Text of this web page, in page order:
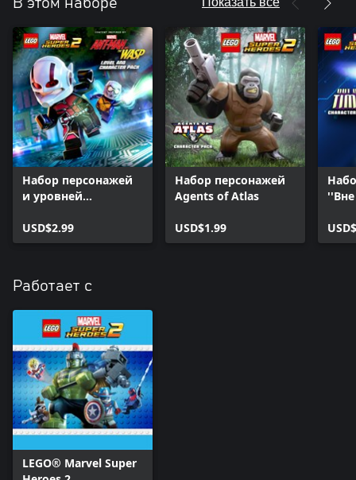
Набор персонажей
и уровней
и Оса»
USD$2.99
Набор персонажей
Agents of Atlas
USD$1.99
Работает с
LEGO® Marvel Super